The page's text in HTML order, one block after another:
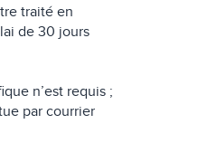
traité en
de 30 jours
n’est requis ;
par courrier